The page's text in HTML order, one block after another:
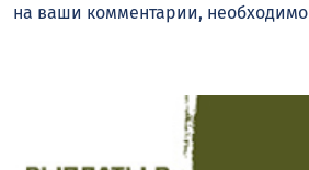
на ваши комментарии, необходимо